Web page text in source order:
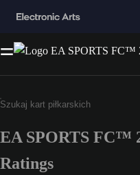
EA SPORTS FC™
Ratings